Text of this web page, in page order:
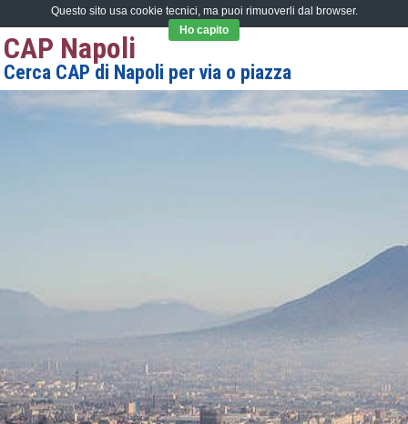
CAP Napoli
Cerca CAP di Napoli per via o piazza
Questo sito usa cookie tecnici, ma puoi rimuoverli dal browser.
Ho capito